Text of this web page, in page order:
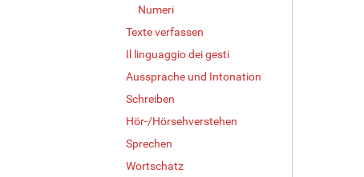
Numeri
Texte verfassen
Il linguaggio dei gesti
Aussprache und Intonation
Schreiben
Hör-/Hörsehverstehen
Sprechen
Wortschatz